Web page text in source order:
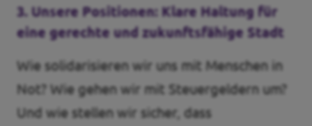
3. Unsere Positionen: Klare Haltung für
eine gerechte und zukunftsfähige Stadt
Wie solidarisieren wir uns mit Menschen in
Not? Wie gehen wir mit Steuergeldern um?
Und wie stellen wir sicher, dass